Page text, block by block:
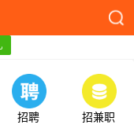
招聘 招兼职